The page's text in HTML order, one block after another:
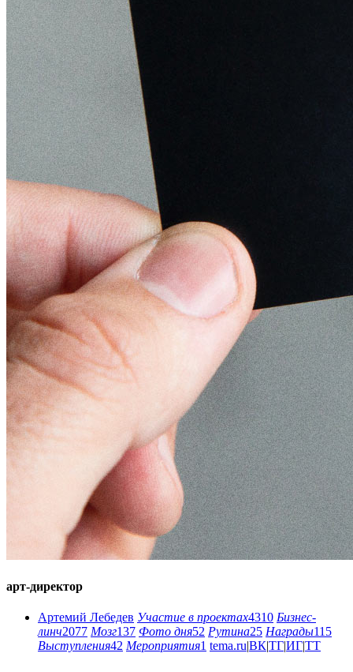
арт-директор
Артемий Лебедев Участие в проектах4310 Бизнес-
линч2077 Мозг137 Фото дня52 Рутина25 Награды115
Выступления42 Мероприятия1 tema.ru|ВК|ТГ|ИГ|ТТ